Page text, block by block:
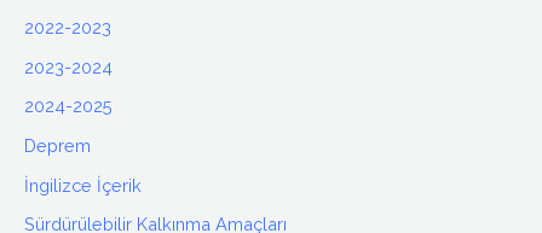
2022-2023
2023-2024
2024-2025
Deprem
İngilizce İçerik
Sürdürülebilir Kalkınma Amaçları